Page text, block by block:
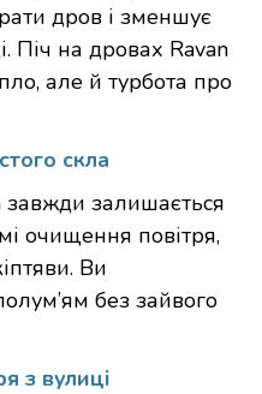
дров і зменшує
Піч на дровах Ravan
але й турбота про
скла
завжди залишається
очищення повітря,
Ви
без зайвого
з вулиці